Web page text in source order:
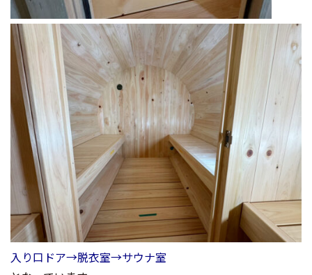
入り口ドア→脱衣室→サウナ室